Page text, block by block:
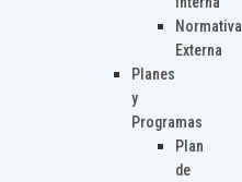
Normativa
Externa
Planes
y
Programas
Plan
de